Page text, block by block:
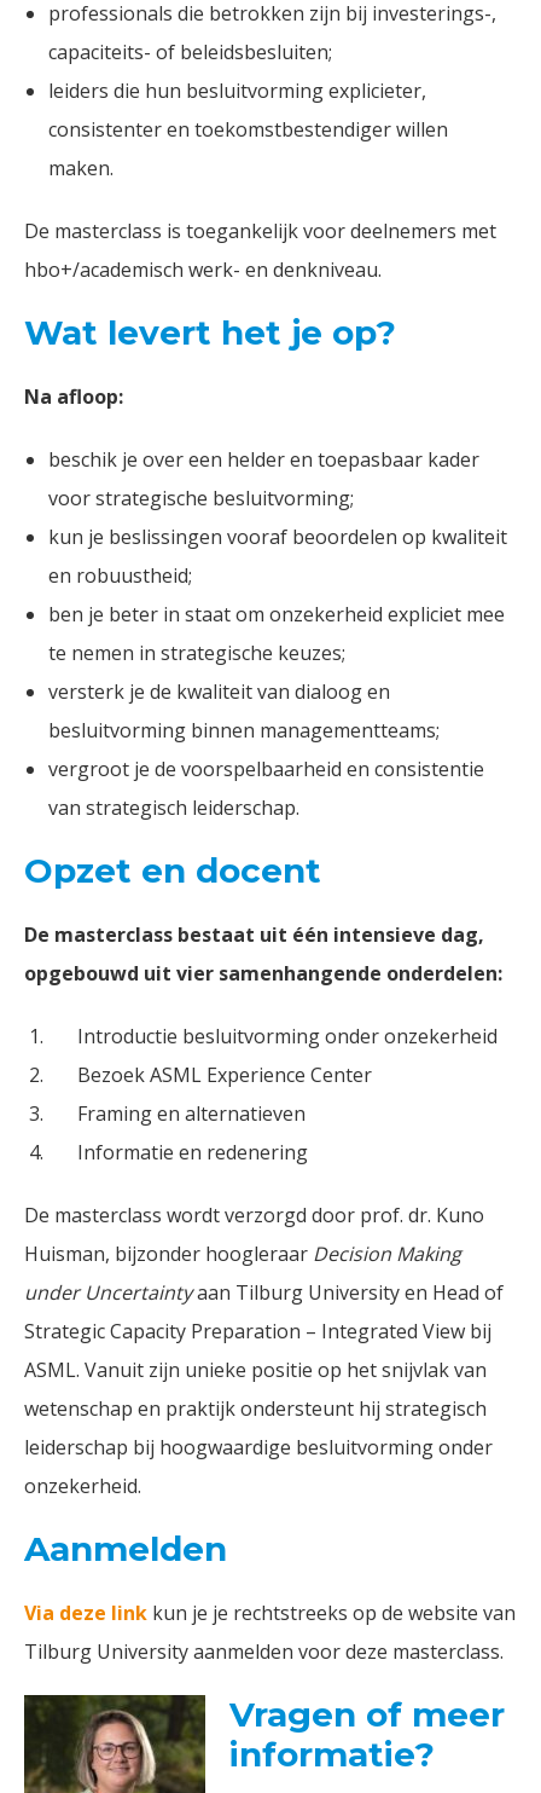
professionals die betrokken zijn bij investerings-,
capaciteits- of beleidsbesluiten;
leiders die hun besluitvorming explicieter,
consistenter en toekomstbestendiger willen
maken.
De masterclass is toegankelijk voor deelnemers met
hbo+/academisch werk- en denkniveau.
Wat levert het je op?
Na afloop:
beschik je over een helder en toepasbaar kader
voor strategische besluitvorming;
kun je beslissingen vooraf beoordelen op kwaliteit
en robuustheid;
ben je beter in staat om onzekerheid expliciet mee
te nemen in strategische keuzes;
versterk je de kwaliteit van dialoog en
besluitvorming binnen managementteams;
vergroot je de voorspelbaarheid en consistentie
van strategisch leiderschap.
Opzet en docent
De masterclass bestaat uit één intensieve dag,
opgebouwd uit vier samenhangende onderdelen:
Introductie besluitvorming onder onzekerheid
Bezoek ASML Experience Center
Framing en alternatieven
Informatie en redenering
De masterclass wordt verzorgd door prof. dr. Kuno
Huisman, bijzonder hoogleraar Decision Making
under Uncertaintyaan Tilburg University en Head of
Strategic Capacity Preparation – Integrated View bij
ASML. Vanuit zijn unieke positie op het snijvlak van
wetenschap en praktijk ondersteunt hij strategisch
leiderschap bij hoogwaardige besluitvorming onder
onzekerheid.
Aanmelden
Via deze link kun je je rechtstreeks op de website van
Tilburg University aanmelden voor deze masterclass.
Vragen of meer
informatie?